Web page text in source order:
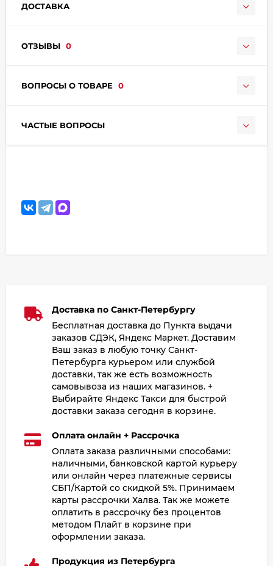
ДОСТАВКА
ОТЗЫВЫ 0
ВОПРОСЫ О ТОВАРЕ 0
ЧАСТЫЕ ВОПРОСЫ
раз в 2 недели
Доставка по Санкт-Петербургу
Бесплатная доставка до Пункта выдачи
заказов СДЭК, Яндекс Маркет. Доставим
Ваш заказ в любую точку Санкт-
Петербурга курьером или службой
доставки, так же есть возможность
самовывоза из наших магазинов. +
Выбирайте Яндекс Такси для быстрой
доставки заказа сегодня в корзине.
Оплата онлайн + Рассрочка
Оплата заказа различными способами:
наличными, банковской картой курьеру
или онлайн через платежные сервисы
СБП/Картой со скидкой 5%. Принимаем
карты рассрочки Халва. Так же можете
оплатить в рассрочку без процентов
методом Плайт в корзине при
оформлении заказа.
Продукция из Петербурга